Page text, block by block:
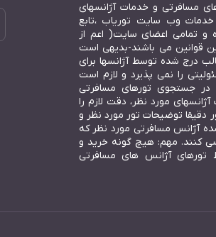
مسافرتی و خدمات آژانسهای
وب سایت توریاب ،تابع
و تمامی اعضای سایت( اعم از
قوانین می باشند-بدیهی است
درج شده توسط آژانسها برای
را نمی پذیرد و لازم است
در جستجوی تورهای مسافرتی
مورد نظر، دقت لازم را
دقیقا توضیحات تور مورد نظر و
آژانس مسافرتی مورد نظر که
کنند. مهم: هیچ گونه خرید و
تورهای آژانس های مسافرتی